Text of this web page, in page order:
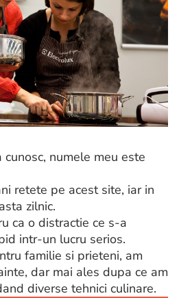
cunosc, numele meu este
retete pe acest site, iar in
zilnic.
ca o distractie ce s-a
intr-un lucru serios.
familie si prieteni, am
dar mai ales dupa ce am
diverse tehnici culinare.